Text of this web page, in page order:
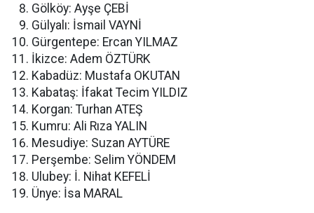
Gölköy: Ayşe ÇEBİ
Gülyalı: İsmail VAYNİ
Gürgentepe: Ercan YILMAZ
İkizce: Adem ÖZTÜRK
Kabadüz: Mustafa OKUTAN
Kabataş: İfakat Tecim YILDIZ
Korgan: Turhan ATEŞ
Kumru: Ali Rıza YALIN
Mesudiye: Suzan AYTÜRE
Perşembe: Selim YÖNDEM
Ulubey: İ. Nihat KEFELİ
Ünye: İsa MARAL